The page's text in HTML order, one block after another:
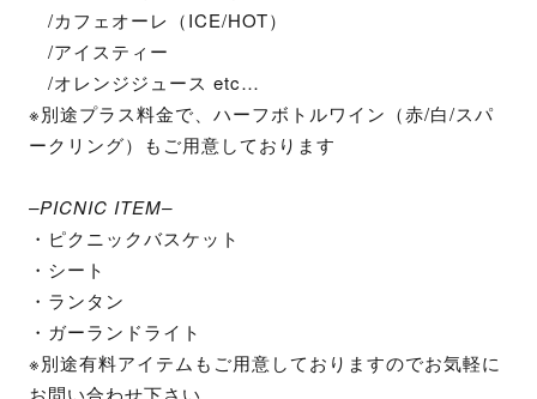
/カフェオーレ（ICE/HOT）
/アイスティー
/オレンジジュース etc…
※別途プラス料金で、ハーフボトルワイン（赤/白/スパ
ークリング）もご用意しております
–PICNIC ITEM–
・ピクニックバスケット
・シート
・ランタン
・ガーランドライト
※別途有料アイテムもご用意しておりますのでお気軽に
お問い合わせ下さい